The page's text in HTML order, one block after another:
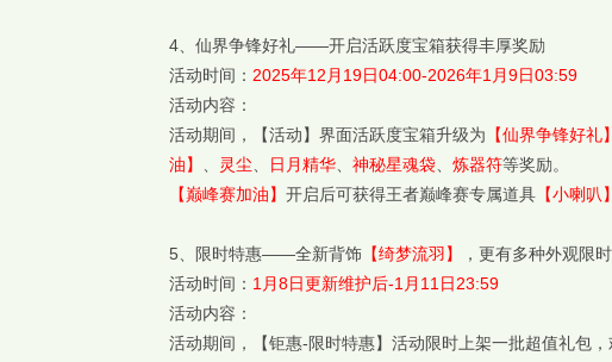
4、仙界争锋好礼——开启活跃度宝箱获得丰厚奖励
活动时间： 2025年12月19日04:00-2026年1月9日03:59
活动内容：
活动期间，【活动】界面活跃度宝箱升级为 【仙界争锋好礼】
油】
灵尘 日月精华 神秘星魂袋 炼器符等奖励。
【巅峰赛加油】 开启后可获得王者巅峰赛专属道具 【小喇叭】
5、限时特惠——全新背饰 【绮梦流羽】
，更有多种外观限
活动时间： 1月8日更新维护后-1月11日23:59
活动内容：
活动期间，【钜惠-限时特惠】活动限时上架一批超值礼包，